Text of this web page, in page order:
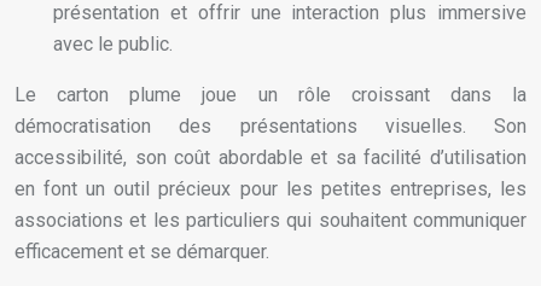
présentation et offrir une interaction plus immersive
avec le public.
Le carton plume joue un rôle croissant dans la
démocratisation des présentations visuelles. Son
accessibilité, son coût abordable et sa facilité d’utilisation
en font un outil précieux pour les petites entreprises, les
associations et les particuliers qui souhaitent communiquer
efficacement et se démarquer.